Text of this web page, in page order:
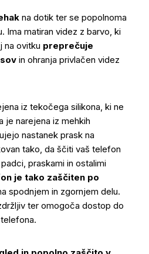
na dotik ter se popolnoma
Ima matiran videz z barvo, ki
na ovitku preprečuje
in ohranja privlačen videz
iz tekočega silikona, ki ne
je narejena iz mehkih
nastanek prask na
tako, da ščiti vaš telefon
praskami in ostalimi
je tako zaščiten po
spodnjem in zgornjem delu.
ter omogoča dostop do